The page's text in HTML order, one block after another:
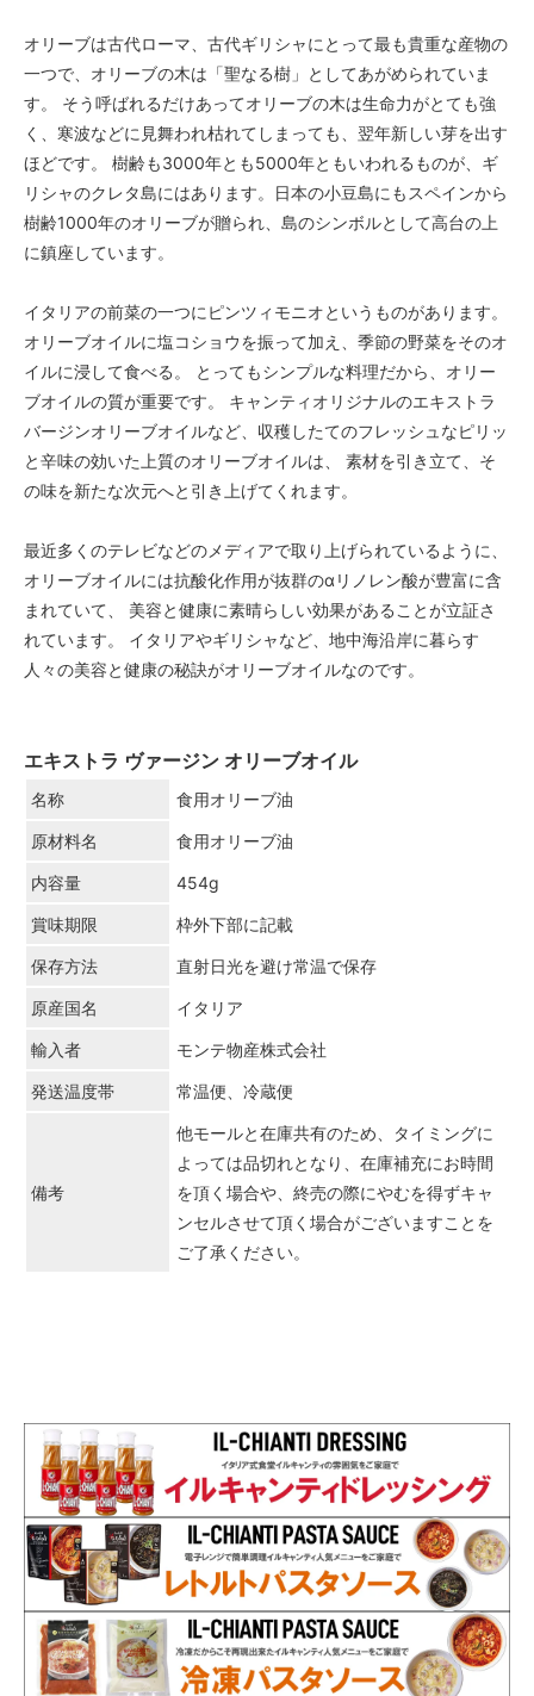
オリーブは古代ローマ、古代ギリシャにとって最も貴重な産物の
一つで、オリーブの木は「聖なる樹」としてあがめられていま
す。 そう呼ばれるだけあってオリーブの木は生命力がとても強
く、寒波などに見舞われ枯れてしまっても、翌年新しい芽を出す
ほどです。 樹齢も3000年とも5000年ともいわれるものが、ギ
リシャのクレタ島にはあります。日本の小豆島にもスペインから
樹齢1000年のオリーブが贈られ、島のシンボルとして高台の上
に鎮座しています。
イタリアの前菜の一つにピンツィモニオというものがあります。
オリーブオイルに塩コショウを振って加え、季節の野菜をそのオ
イルに浸して食べる。 とってもシンプルな料理だから、オリー
ブオイルの質が重要です。 キャンティオリジナルのエキストラ
バージンオリーブオイルなど、収穫したてのフレッシュなピリッ
と辛味の効いた上質のオリーブオイルは、 素材を引き立て、そ
の味を新たな次元へと引き上げてくれます。
最近多くのテレビなどのメディアで取り上げられているように、
オリーブオイルには抗酸化作用が抜群のαリノレン酸が豊富に含
まれていて、 美容と健康に素晴らしい効果があることが立証さ
れています。 イタリアやギリシャなど、地中海沿岸に暮らす
人々の美容と健康の秘訣がオリーブオイルなのです。
エキストラ ヴァージン オリーブオイル
名称 食用オリーブ油
原材料名 食用オリーブ油
内容量 454g
賞味期限 枠外下部に記載
保存方法 直射日光を避け常温で保存
原産国名 イタリア
輸入者 モンテ物産株式会社
発送温度帯 常温便、冷蔵便
備考
他モールと在庫共有のため、タイミングに
よっては品切れとなり、在庫補充にお時間
を頂く場合や、終売の際にやむを得ずキャ
ンセルさせて頂く場合がございますことを
ご了承ください。